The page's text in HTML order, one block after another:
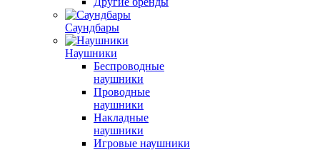
Саундбары
Наушники
Беспроводные
наушники
Проводные
наушники
Накладные
наушники
Игровые наушники